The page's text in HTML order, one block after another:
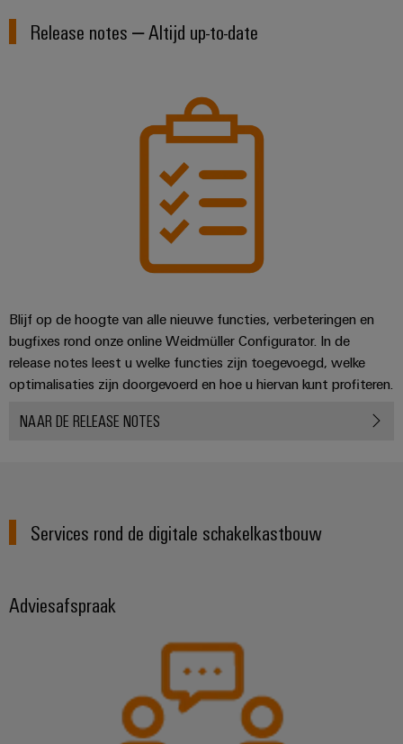
Release notes – Altijd up-to-date
Blijf op de hoogte van alle nieuwe functies, verbeteringen en
bugfixes rond onze online Weidmüller Configurator. In de
release notes leest u welke functies zijn toegevoegd, welke
optimalisaties zijn doorgevoerd en hoe u hiervan kunt profiteren.
NAAR DE RELEASE NOTES
Services rond de digitale schakelkastbouw
Adviesafspraak